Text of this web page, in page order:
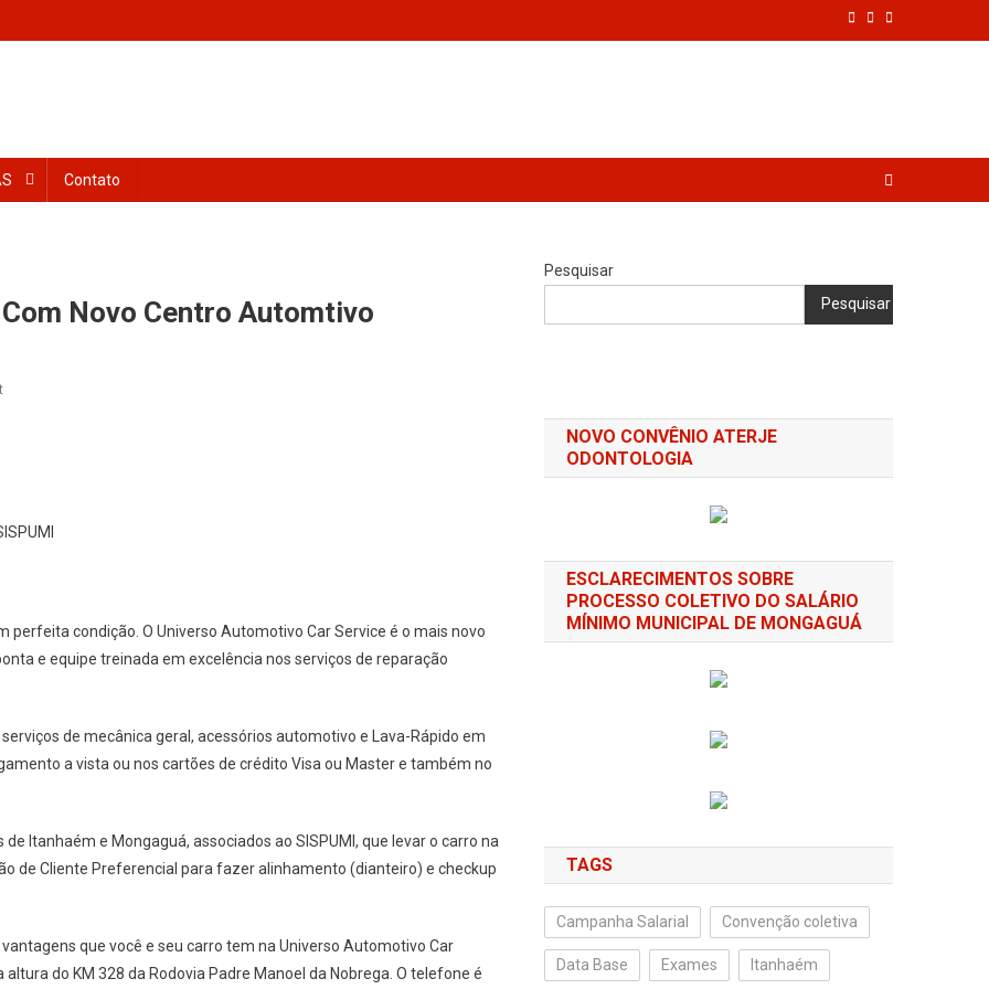
Contato
Novo Centro Automtivo
On
Novo
perfeita condição. O Universo Automotivo Car Service é o mais novo
e equipe treinada em excelência nos serviços de reparação
de mecânica geral, acessórios automotivo e Lava-Rápido em
a vista ou nos cartões de crédito Visa ou Master e também no
Itanhaém e Mongaguá, associados ao SISPUMI, que levar o carro na
de Cliente Preferencial para fazer alinhamento (dianteiro) e checkup
que você e seu carro tem na Universo Automotivo Car
do KM 328 da Rodovia Padre Manoel da Nobrega. O telefone é
Pesquisar
Pesquisar
NOVO CONVÊNIO ATERJE
ODONTOLOGIA
ESCLARECIMENTOS SOBRE
PROCESSO COLETIVO DO SALÁRIO
MÍNIMO MUNICIPAL DE MONGAGUÁ
TAGS
Campanha Salarial Convenção coletiva
Data Base Exames Itanhaém